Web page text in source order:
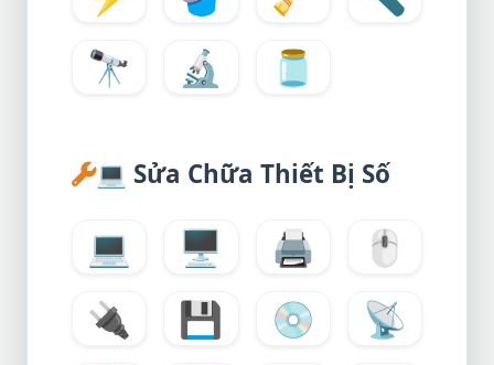
🔭
🔬 🫙
💻 Sửa Chữa Thiết Bị Số
💻 🖥️ 🖨️
🖱️
🔌
💾 💿
📡